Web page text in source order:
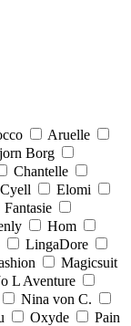
Aruelle
Borg
Chantelle
Cyell
Elomi
Fantasie
Hom
LingaDore
Magicsuit
L Aventure
Nina von C.
Oxyde
Pain